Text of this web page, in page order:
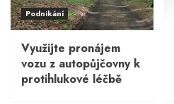
Podnikání
Využijte pronájem
vozu z autopůjčovny k
protihlukové léčbě